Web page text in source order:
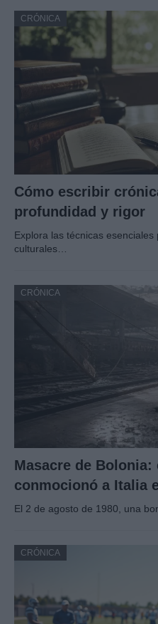
CRÓNICA
Cómo escribir
profundidad y rigor
Explora las técnicas
culturales…
CRÓNICA
Masacre de Bolonia:
conmocionó a Italia
El 2 de agosto de 1980, una
CRÓNICA